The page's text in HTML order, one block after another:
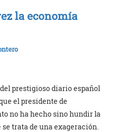
la economía
prestigioso diario español
el presidente de
no ha hecho sino hundir la
trata de una exageración.